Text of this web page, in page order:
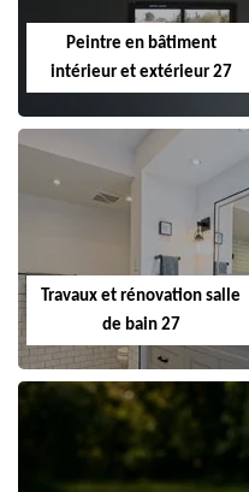
Peintre en bâtiment
intérieur et extérieur 27
Travaux et rénovation salle
de bain 27